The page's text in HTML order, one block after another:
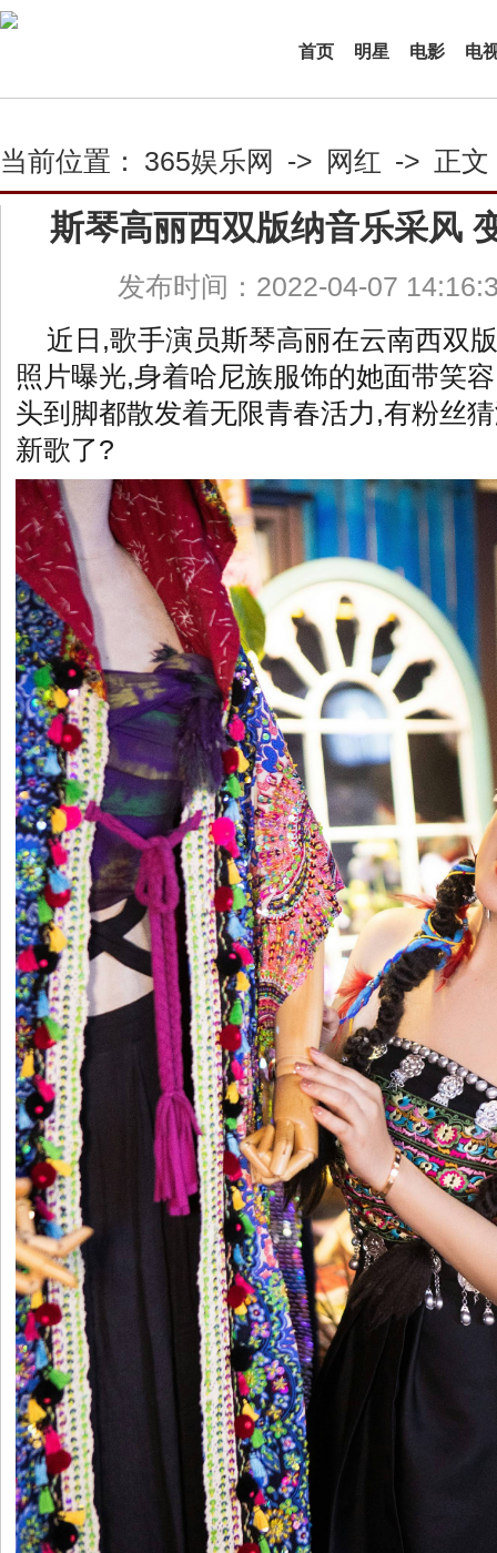
首页 明星 电影 电
当前位置： 365娱乐网 -> 网红 -> 正文
斯琴高丽西双版纳音乐采风
发布时间：2022-04-07
近日,歌手演员斯琴高丽在云南西双
照片曝光,身着哈尼族服饰的她面带笑
头到脚都散发着无限青春活力,有粉丝
新歌了?